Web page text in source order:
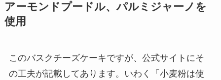
アーモンドプードル、パルミジャーノを
使用
このバスクチーズケーキですが、公式サイトにそ
の工夫が記載してあります。いわく「小麦粉は使